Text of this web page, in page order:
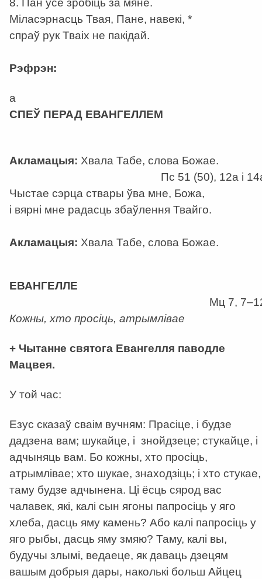
8. Пан усё зробіць за мяне.
Міласэрнасць Твая, Пане, навекі, *
спраў рук Тваіх не пакідай.
Рэфрэн:
a
СПЕЎ ПЕРАД ЕВАНГЕЛЛЕМ
Акламацыя: Хвала Табе, слова Божае.
Пс 51 (50), 12а i
Чыстае сэрца ствары ўва мне, Божа,
і вярні мне радасць збаўлення Твайго.
Акламацыя: Хвала Табе, слова Божае.
ЕВАНГЕЛЛЕ
Мц 7,
Кожны, хто просіць, атрымлівае
+ Чытанне святога Евангелля паводле
Мацвея.
У той час:
Езус сказаў сваім вучням: Прасіце, і будзе
дадзена вам; шукайце, і знойдзеце; стукайце, і
адчыняць вам. Бо кожны, хто просіць,
атрымлівае; хто шукае, знаходзіць; і хто стукае,
таму будзе адчынена. Ці ёсць сярод вас
чалавек, які, калі сын ягоны папросіць у яго
хлеба, дасць яму камень? Або калі папросіць у
яго рыбы, дасць яму змяю? Таму, калі вы,
будучы злымі, ведаеце, як даваць дзецям
вашым добрыя дары, наколькі больш Айцец